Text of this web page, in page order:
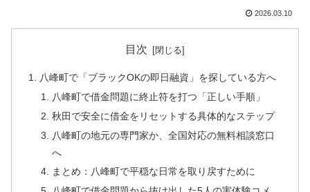
2026.03.10
目次
八峰町で「ブラックOKの即日融資」を探している方へ
八峰町で借金問題に終止符を打つ「正しい手順」
秋田で安全に借金をリセットする具体的なステップ
八峰町の地元の専門家か、全国対応の無料相談窓口
へ
まとめ：八峰町で平穏な日常を取り戻すために